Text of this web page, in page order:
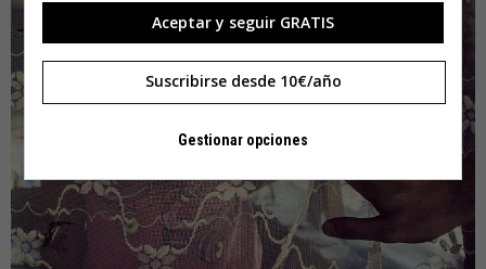
Aceptar y seguir GRATIS
Suscribirse desde 10€/año
Gestionar opciones